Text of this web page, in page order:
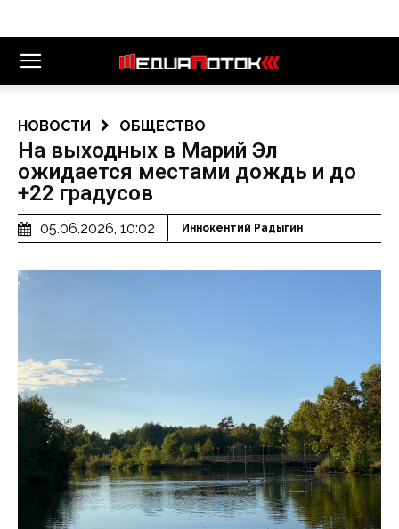
НОВОСТИ ОБЩЕСТВО
На выходных в Марий Эл
ожидается местами дождь и до
+22 градусов
05.06.2026, 10:02 Иннокентий Радыгин